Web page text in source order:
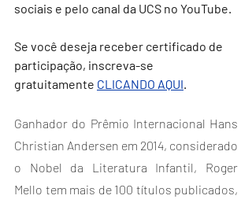
sociais e pelo canal da UCS no YouTube.
Se você deseja receber certificado de
participação, inscreva-se
gratuitamente CLICANDO AQUI.
Ganhador do Prêmio Internacional Hans
Christian Andersen em 2014, considerado
o Nobel da Literatura Infantil, Roger
Mello tem mais de 100 títulos publicados,